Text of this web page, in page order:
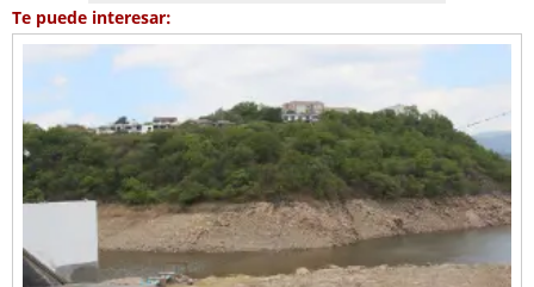
Te puede interesar: